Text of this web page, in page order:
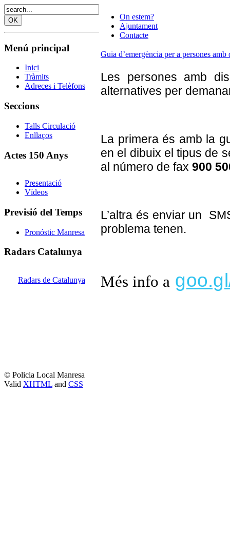
Menú principal
Inici
Tràmits
Adreces i Telèfons
Seccions
Talls Circulació
Enllaços
Actes 150 Anys
Presentació
Vídeos
Previsió del Temps
Pronóstic Manresa
Radars Catalunya
Radars de Catalunya
On estem?
Ajuntament
Contacte
Guia d’emergència per a persones
Les persones amb
alternatives per
La primera és amb la
en el dibuix el tipus de
al número de fax 900
L’altra és enviar un
problema tenen.
Més info a
© Policia Local Manresa
Valid XHTML and CSS